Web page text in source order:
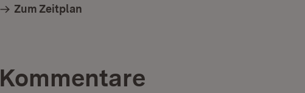
Zum Zeitplan
Kommentare